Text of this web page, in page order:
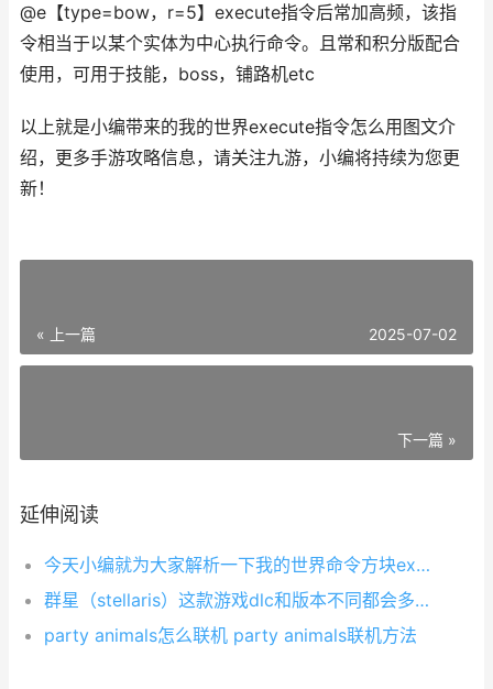
@e【type=bow，r=5】execute指令后常加高频，该指
令相当于以某个实体为中心执行命令。且常和积分版配合
使用，可用于技能，boss，铺路机etc
以上就是小编带来的我的世界execute指令怎么用图文介
绍，更多手游攻略信息，请关注九游，小编将持续为您更
新！
« 上一篇 2025-07-02
下一篇 »
延伸阅读
今天小编就为大家解析一下我的世界命令方块execute指令怎么用，大家都知道我的世界1.8新出了一些指令，下面小编就为大家讲解一下execute指令怎么才能用好。希望此篇文章能帮到大家！
群星（stellaris）这款游戏dlc和版本不同都会多出不少不同的难度特别大的成就，杂草丛生即是其中一个，而想要做杂草丛生成就的话就需要在含有特质“出芽生殖”的情况下，让京师的每月有机人口拼装进度起
party animals怎么联机 party animals联机方法